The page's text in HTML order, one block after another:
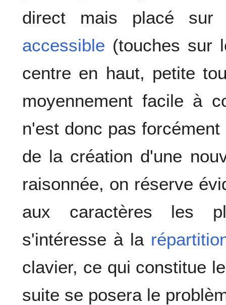
direct mais placé sur
accessible (touches sur
centre en haut, petite
moyennement facile à
n'est donc pas
de la création d'une
raisonnée, on réserve
aux caractères les
s'intéresse à la
clavier, ce qui constitue
suite se posera le